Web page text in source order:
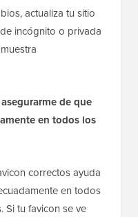
header.phpde tu
<link
rel="shortcut
actualiza tu sitio
incógnito o privada